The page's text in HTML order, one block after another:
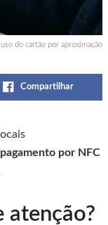
do cartão por aproximação
Compartilhar
pagamento por NFC
atenção?